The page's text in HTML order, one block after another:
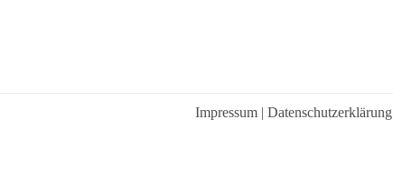
Impressum | Datenschutzerklärung